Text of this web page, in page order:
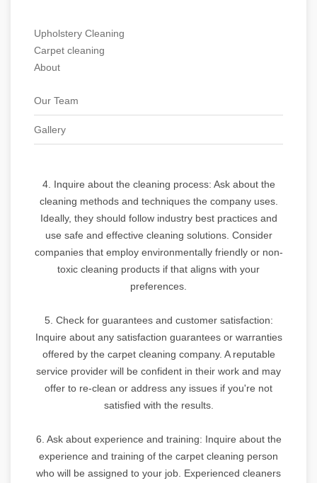
Upholstery Cleaning
Carpet cleaning
About
Our Team
Gallery
4. Inquire about the cleaning process: Ask about the
cleaning methods and techniques the company uses.
Ideally, they should follow industry best practices and
use safe and effective cleaning solutions. Consider
companies that employ environmentally friendly or non-
toxic cleaning products if that aligns with your
preferences.
5. Check for guarantees and customer satisfaction:
Inquire about any satisfaction guarantees or warranties
offered by the carpet cleaning company. A reputable
service provider will be confident in their work and may
offer to re-clean or address any issues if you're not
satisfied with the results.
6. Ask about experience and training: Inquire about the
experience and training of the carpet cleaning person
who will be assigned to your job. Experienced cleaners